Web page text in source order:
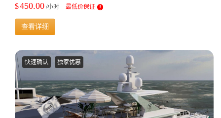
$450.00 /小时 最低价保证
查看详细
快速确认 独家优惠